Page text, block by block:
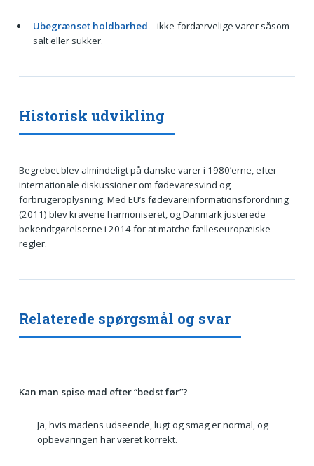
Ubegrænset holdbarhed – ikke-fordærvelige varer såsom
salt eller sukker.
Historisk udvikling
Begrebet blev almindeligt på danske varer i 1980’erne, efter
internationale diskussioner om fødevaresvind og
forbrugeroplysning. Med EU’s fødevareinformationsforordning
(2011) blev kravene harmoniseret, og Danmark justerede
bekendtgørelserne i 2014 for at matche fælleseuropæiske
regler.
Relaterede spørgsmål og svar
Kan man spise mad efter “bedst før”?
Ja, hvis madens udseende, lugt og smag er normal, og
opbevaringen har været korrekt.